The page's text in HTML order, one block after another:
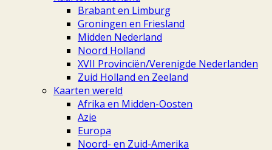
Brabant en Limburg
Groningen en Friesland
Midden Nederland
Noord Holland
XVII Provinciën/Verenigde Nederlanden
Zuid Holland en Zeeland
Kaarten wereld
Afrika en Midden-Oosten
Azie
Europa
Noord- en Zuid-Amerika